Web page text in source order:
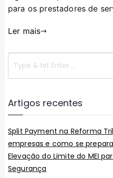
para os prestadores de
Ler mais
Artigos recentes
Split Payment na Reforma
empresas e como se
Elevação do Limite do MEI
Segurança